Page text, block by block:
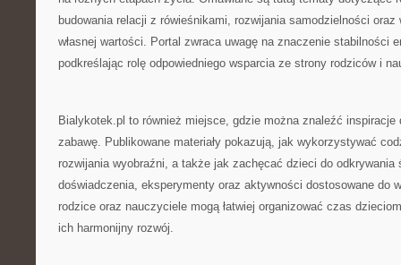
budowania relacji z rówieśnikami, rozwijania samodzielności
własnej wartości. Portal zwraca uwagę na znaczenie stabilności
podkreślając rolę odpowiedniego wsparcia ze strony rodziców i
Bialykotek.pl to również miejsce, gdzie można znaleźć
zabawę. Publikowane materiały pokazują, jak wykorzystywać
rozwijania wyobraźni, a także jak zachęcać dzieci do odkrywania
doświadczenia, eksperymenty oraz aktywności dostosowane do
rodzice oraz nauczyciele mogą łatwiej organizować czas
ich harmonijny rozwój.